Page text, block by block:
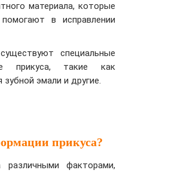
материала, которые
в исправлении
специальные
прикуса, такие как
эмали и другие.
прикуса?
факторами,